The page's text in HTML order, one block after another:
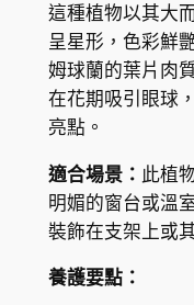
a
c
v
.
k
a
i
m
k
這種植物以其大
呈星形，色彩鮮
姆球蘭的葉片肉
在花期吸引眼球
亮點。
適合場景： 此植
明媚的窗台或溫
裝飾在支架上或
養護要點：